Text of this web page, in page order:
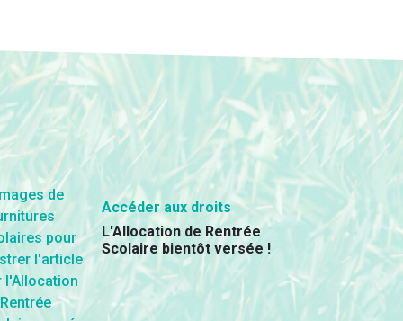
Accéder aux droits
L'Allocation de Rentrée
Scolaire bientôt versée !